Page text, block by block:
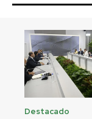
Destacado